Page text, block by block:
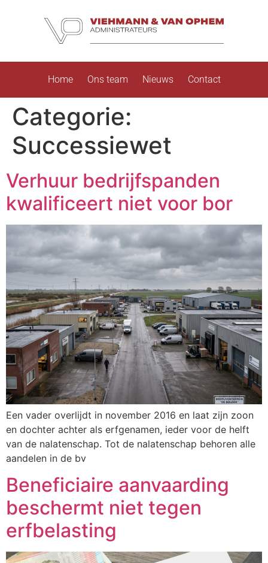
Home Ons team Nieuws Contact
Categorie:
Successiewet
Verhuur bedrijfspanden
kwalificeert niet voor bor
Een vader overlijdt in november 2016 en laat zijn zoon
en dochter achter als erfgenamen, ieder voor de helft
van de nalatenschap. Tot de nalatenschap behoren alle
aandelen in de bv
Beneficiaire aanvaarding
beschermt niet tegen
erfbelasting